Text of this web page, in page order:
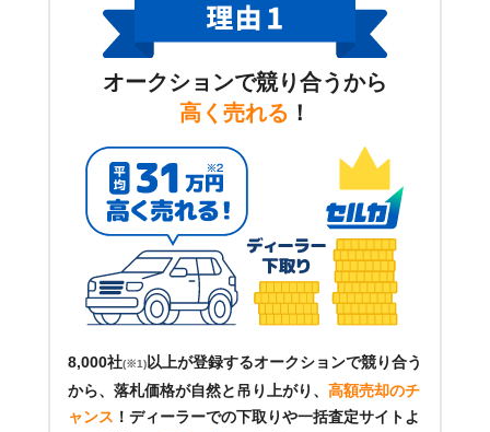
オークションで競り合うから
高く売れる ！
8,000社(※1) 以上が登録するオークションで競り合う
から、落札価格が自然と吊り上がり、 高額売却のチ
ャンス ！ ディーラーでの下取りや一括査定サイトよ